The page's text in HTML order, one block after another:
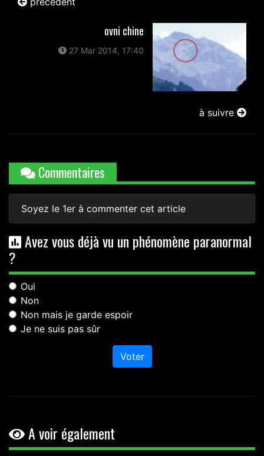
ovni chine
27 Mar 2014, 17:40
à suivre
Commentaires
Soyez le 1er à commenter cet article
Avez vous déjà vu un phénomène paranormal
?
Oui
Non
Non mais je garde espoir
Je ne suis pas sûr
Voter
A voir également